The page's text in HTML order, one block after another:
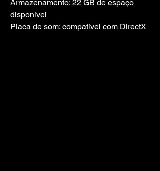
Armazenamento: 22 GB de espaço
disponível
Placa de som: compatível com DirectX